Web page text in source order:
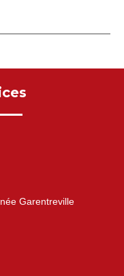
Garentreville